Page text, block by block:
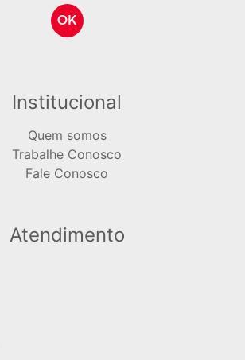
OK
Institucional
Quem somos
Trabalhe Conosco
Fale Conosco
Atendimento